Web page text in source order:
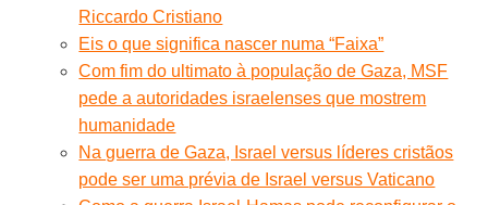
Riccardo Cristiano
Eis o que significa nascer numa “Faixa”
Com fim do ultimato à população de Gaza, MSF
pede a autoridades israelenses que mostrem
humanidade
Na guerra de Gaza, Israel versus líderes cristãos
pode ser uma prévia de Israel versus Vaticano